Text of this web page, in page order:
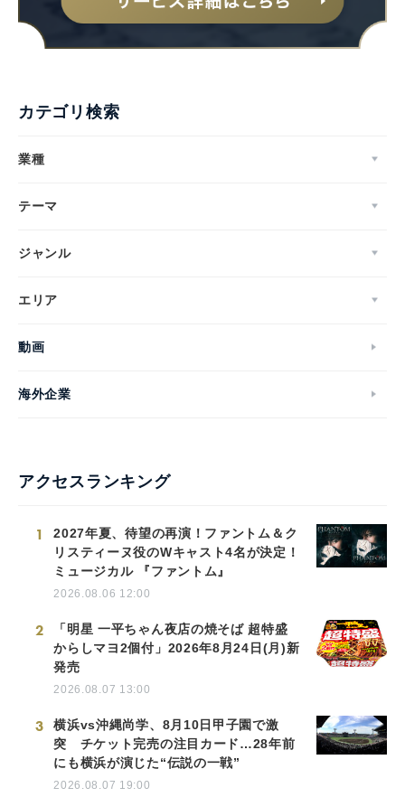
カテゴリ検索
業種
テーマ
ジャンル
エリア
動画
海外企業
アクセスランキング
1
2027年夏、待望の再演！ファントム＆ク
リスティーヌ役のWキャスト4名が決定！
ミュージカル 『ファントム』
2026.08.06 12:00
2
「明星 一平ちゃん夜店の焼そば 超特盛
からしマヨ2個付」2026年8月24日(月)新
発売
2026.08.07 13:00
3
横浜vs沖縄尚学、8月10日甲子園で激
突 チケット完売の注目カード…28年前
にも横浜が演じた“伝説の一戦”
2026.08.07 19:00